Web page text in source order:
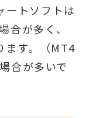
ートソフトは
合が多く、
ます。（MT4
合が多いで